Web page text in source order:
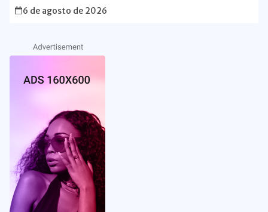
6 de agosto de 2026